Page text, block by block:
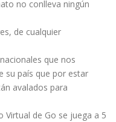
no conlleva ningún
de cualquier
que nos
su país que por estar
avalados para
Virtual de Go se juega a 5